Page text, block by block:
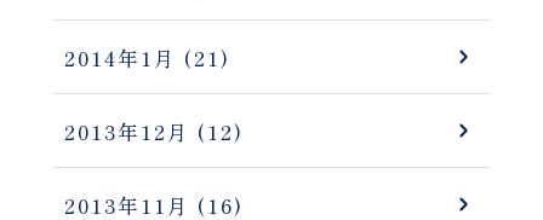
2014年1月 (21)
2013年12月 (12)
2013年11月 (16)